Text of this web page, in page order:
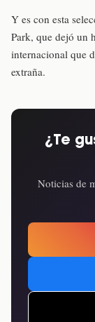
Y es con esta
Park, que dejó un
internacional que
extraña.
¿Te
Noticias de